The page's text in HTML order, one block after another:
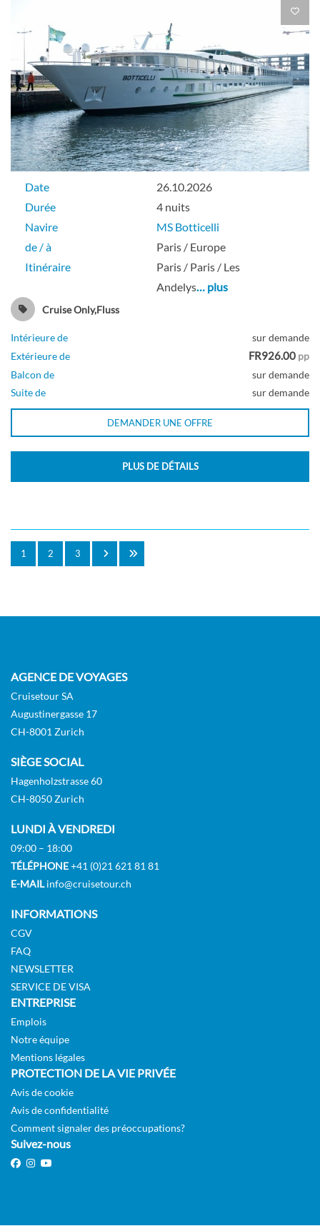
Date
26.10.2026
Durée
4 nuits
Navire
MS Botticelli
de / à
Paris / Europe
Itinéraire
Paris / Paris / Les
Andelys… plus
Cruise Only,Fluss
Intérieure de
sur demande
Extérieure de
FR926.00 pp
Balcon de
sur demande
Suite de
sur demande
DEMANDER UNE OFFRE
PLUS DE DÉTAILS
1 2 3
AGENCE DE VOYAGES
Cruisetour SA
Augustinergasse 17
CH-8001 Zurich
SIÈGE SOCIAL
Hagenholzstrasse 60
CH-8050 Zurich
LUNDI À VENDREDI
09:00 – 18:00
TÉLÉPHONE+41 (0)21 621 81 81
E-MAILinfo@cruisetour.ch
INFORMATIONS
CGV
FAQ
NEWSLETTER
SERVICE DE VISA
ENTREPRISE
Emplois
Notre équipe
Mentions légales
PROTECTION DE LA VIE PRIVÉE
Avis de cookie
Avis de confidentialité
Comment signaler des préoccupations?
Suivez-nous